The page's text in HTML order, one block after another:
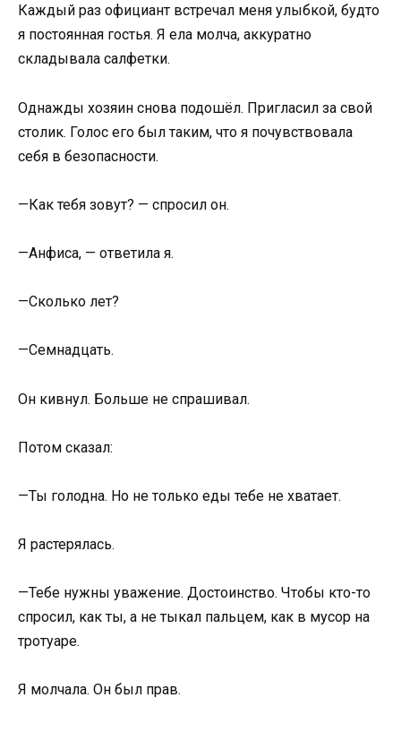
Каждый раз официант встречал меня улыбкой, будто
я постоянная гостья. Я ела молча, аккуратно
складывала салфетки.
Однажды хозяин снова подошёл. Пригласил за свой
столик. Голос его был таким, что я почувствовала
себя в безопасности.
—Как тебя зовут? — спросил он.
—Анфиса, — ответила я.
—Сколько лет?
—Семнадцать.
Он кивнул. Больше не спрашивал.
Потом сказал:
—Ты голодна. Но не только еды тебе не хватает.
Я растерялась.
—Тебе нужны уважение. Достоинство. Чтобы кто-то
спросил, как ты, а не тыкал пальцем, как в мусор на
тротуаре.
Я молчала. Он был прав.